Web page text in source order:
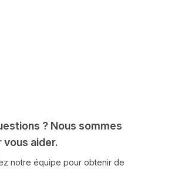
? Nous sommes
vous aider.
notre équipe pour obtenir de